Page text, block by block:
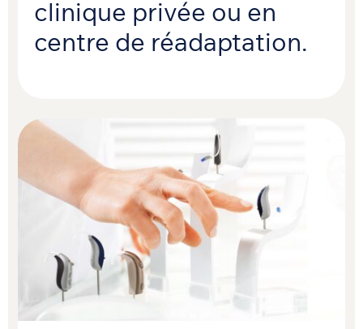
clinique privée ou en
centre de réadaptation.